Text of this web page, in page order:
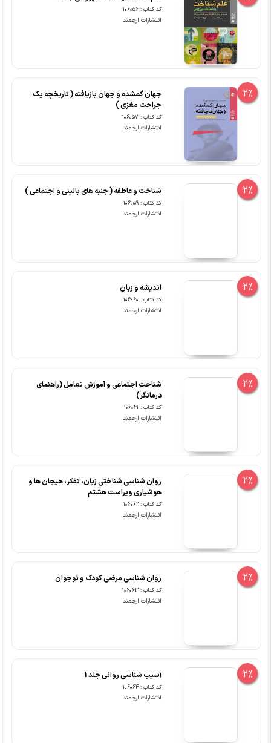
کد کتاب : 106056
انتشارات ارجمند
2%
جهان گمشده و جهان بازیافته ( تاریخچه یک
جراحت مغزی )
کد کتاب : 106057
انتشارات ارجمند
2% شناخت و عاطفه ( جنبه های بالینی و اجتماعی )
کد کتاب : 106059
انتشارات ارجمند
2% اندیشه و زبان
کد کتاب : 106060
انتشارات ارجمند
2%
شناخت اجتماعی و آموزش تعامل (راهنمای
درمانگر)
کد کتاب : 106061
انتشارات ارجمند
2%
روان شناسی شناختی زبان، تفکر، هیجان ها و
هوشیاری ویراست هشتم
کد کتاب : 106062
انتشارات ارجمند
2% روان شناسی مرضی کودک و نوجوان
کد کتاب : 106063
انتشارات ارجمند
2% آسیب شناسی روانی جلد 1
کد کتاب : 106064
انتشارات ارجمند